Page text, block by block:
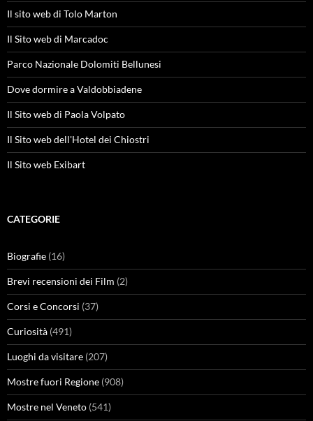
Il sito web di Tolo Marton
Il Sito web di Marcadoc
Parco Nazionale Dolomiti Bellunesi
Dove dormire a Valdobbiadene
Il Sito web di Paola Volpato
Il Sito web dell'Hotel dei Chiostri
Il Sito web Exibart
CATEGORIE
Biografie (16)
Brevi recensioni dei Film (2)
Corsi e Concorsi (37)
Curiosità (491)
Luoghi da visitare (207)
Mostre fuori Regione (908)
Mostre nel Veneto (541)